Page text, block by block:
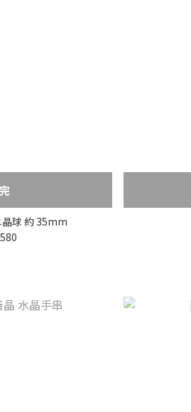
球 約 35mm